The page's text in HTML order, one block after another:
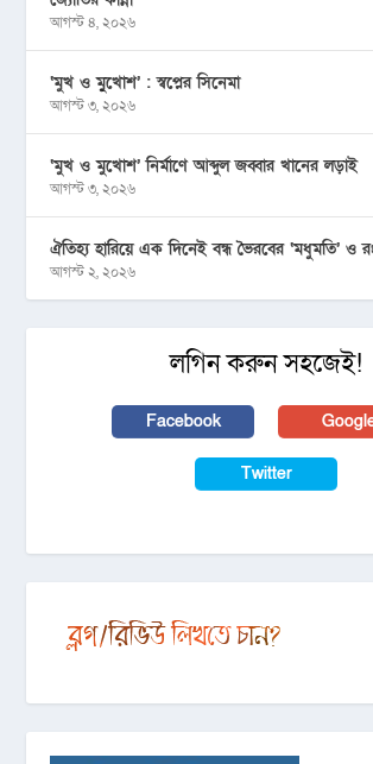
আগস্ট ৪, ২০২৬
‘মুখ ও মু্খোশ’ : স্বপ্নের সিনেমা
আগস্ট ৩, ২০২৬
‘মুখ ও মুখোশ’ নির্মাণে আব্দুল জব্বার খানের লড়াই
আগস্ট ৩, ২০২৬
ঐতিহ্য হারিয়ে এক দিনেই বন্ধ ভৈরবের ‘মধুমতি’ ও
আগস্ট ২, ২০২৬
লগিন করুন সহজেই!
Facebook
Twitter